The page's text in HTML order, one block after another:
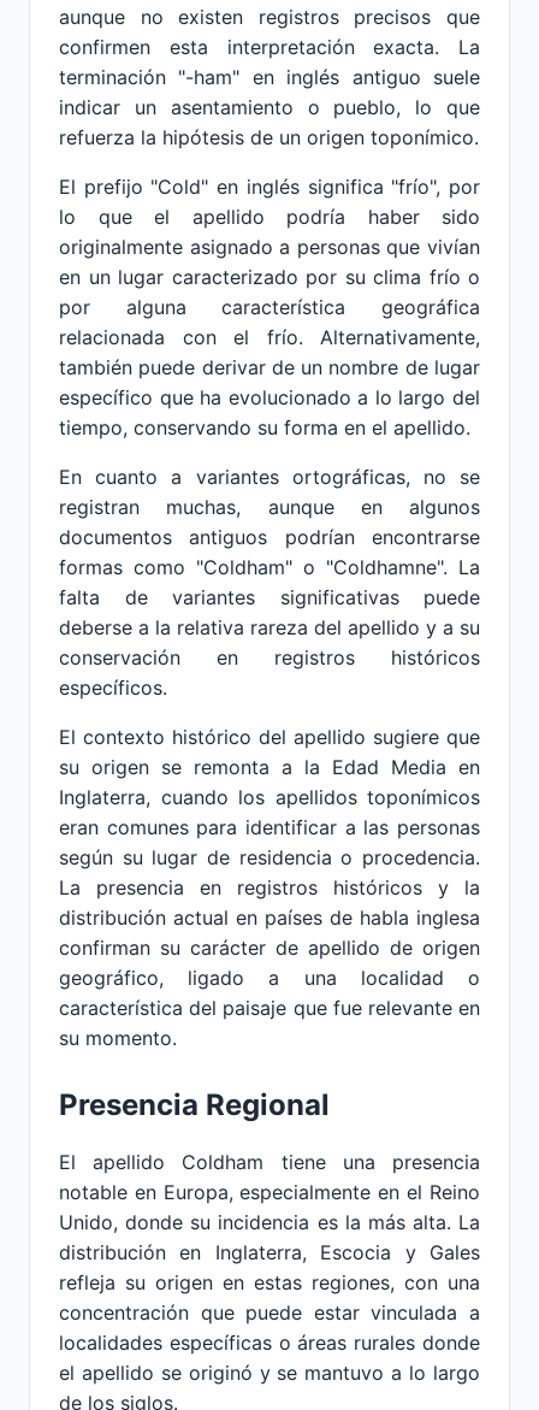
aunque no existen registros precisos que
confirmen esta interpretación exacta. La
terminación "-ham" en inglés antiguo suele
indicar un asentamiento o pueblo, lo que
refuerza la hipótesis de un origen toponímico.
El prefijo "Cold" en inglés significa "frío", por
lo que el apellido podría haber sido
originalmente asignado a personas que vivían
en un lugar caracterizado por su clima frío o
por alguna característica geográfica
relacionada con el frío. Alternativamente,
también puede derivar de un nombre de lugar
específico que ha evolucionado a lo largo del
tiempo, conservando su forma en el apellido.
En cuanto a variantes ortográficas, no se
registran muchas, aunque en algunos
documentos antiguos podrían encontrarse
formas como "Coldham" o "Coldhamne". La
falta de variantes significativas puede
deberse a la relativa rareza del apellido y a su
conservación en registros históricos
específicos.
El contexto histórico del apellido sugiere que
su origen se remonta a la Edad Media en
Inglaterra, cuando los apellidos toponímicos
eran comunes para identificar a las personas
según su lugar de residencia o procedencia.
La presencia en registros históricos y la
distribución actual en países de habla inglesa
confirman su carácter de apellido de origen
geográfico, ligado a una localidad o
característica del paisaje que fue relevante en
su momento.
Presencia Regional
El apellido Coldham tiene una presencia
notable en Europa, especialmente en el Reino
Unido, donde su incidencia es la más alta. La
distribución en Inglaterra, Escocia y Gales
refleja su origen en estas regiones, con una
concentración que puede estar vinculada a
localidades específicas o áreas rurales donde
el apellido se originó y se mantuvo a lo largo
de los siglos.